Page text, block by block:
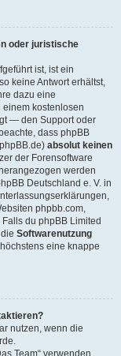
oder juristische
ist, ist ein
keine Antwort erhältst,
dazu eine
kostenlosen
— den Support oder
dass phpBB
absolut keinen
der Forensoftware
werden
Deutschland e. V. in
phpbb.com,
du phpBB Limited
Softwarenutzung
eine knappe
nutzen, wenn die
Team“ verwenden.